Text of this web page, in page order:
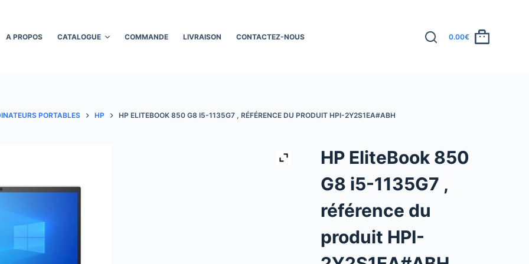
A PROPOS CATALOGUE COMMANDE LIVRAISON CONTACTEZ-NOUS 0.00€
PORTABLES HP HP ELITEBOOK 850 G8 I5-1135G7 , RÉFÉRENCE DU PRODUIT HPI-2Y2S1EA#ABH
HP EliteBook 850
G8 i5-1135G7 ,
référence du
produit HPI-